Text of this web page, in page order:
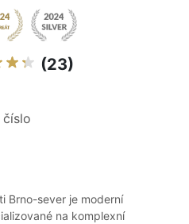
(23)
Brno-sever je moderní
na komplexní